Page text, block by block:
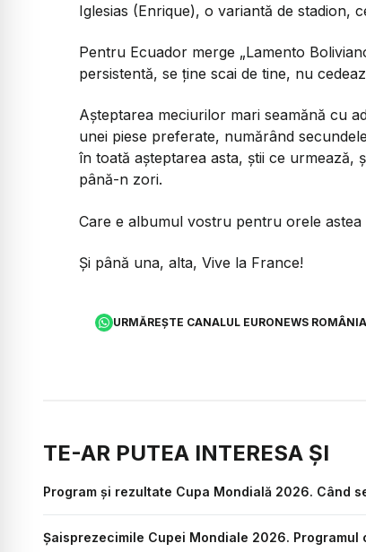
Iglesias (Enrique), o variantă de stadion,
Pentru Ecuador merge „Lamento
persistentă, se ține scai de tine, nu
Așteptarea meciurilor mari seamănă cu
unei piese preferate, numărând
în toată așteptarea asta, știi ce urmează,
până-n zori.
Care e albumul vostru pentru orele
Și până una, alta, Vive la France!
URMĂREȘTE CANALUL EURONEWS
TE-AR PUTEA INTERESA ȘI
Program și rezultate Cupa Mondială 2026. Când
Șaisprezecimile Cupei Mondiale 2026.